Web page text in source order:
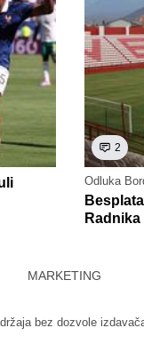
2
Odluka
MARKETING
bez dozvole